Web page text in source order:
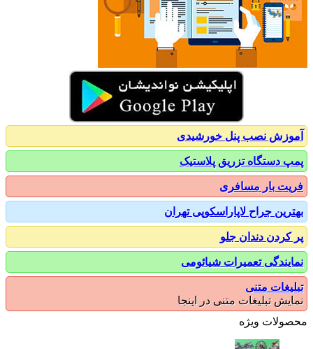
نصب پنل خورشیدی
دستگاه تزریق پلاستیک
بار مسافری
جراح لاپاراسکوپی تهران
دندان جلو
تعمیرات شیائومی
متنی
تبلیغات متنی در اینجا
ویژه